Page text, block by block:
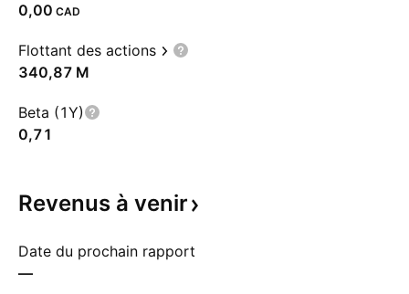
0,00 CAD
Flottant des actions
‪340,87 M‬
Beta (1Y)
0,71
Revenus à venir
Date du prochain rapport
—